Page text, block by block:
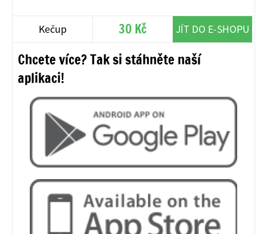
Kečup 30 Kč JÍT DO E-SHOPU
Chcete více? Tak si stáhněte naší
aplikaci!